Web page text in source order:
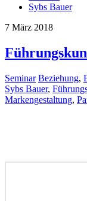
Sybs Bauer
7 März 2018
Seminar Beziehung,
Sybs Bauer,
Markengestaltung,